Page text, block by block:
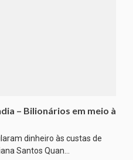
– Bilionários em meio à
dinheiro às custas de
Santos Quan…